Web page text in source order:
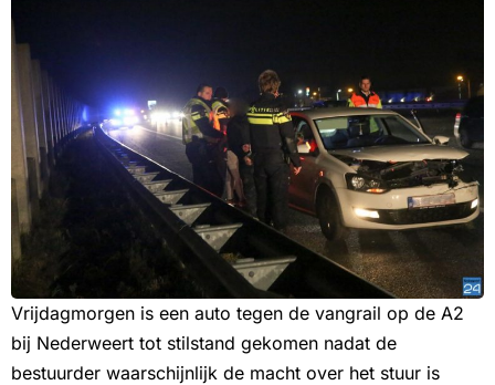
Vrijdagmorgen is een auto tegen de vangrail op de A2
bij Nederweert tot stilstand gekomen nadat de
bestuurder waarschijnlijk de macht over het stuur is